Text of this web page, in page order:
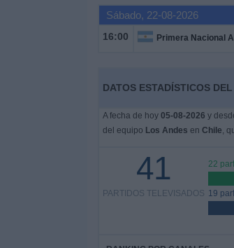
Sábado, 22-08-2026
16:00
DATOS ESTADÍSTICOS
A fecha de hoy 05-08-2026 y
del equipo Los Andes en Chile,
41
PARTIDOS TELEVISADOS
22
19